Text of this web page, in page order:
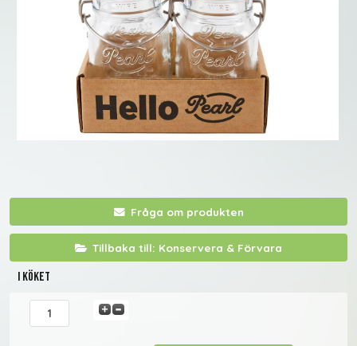
Fråga om produkten
Tillbaka till: Konservera & Förvara
I köket